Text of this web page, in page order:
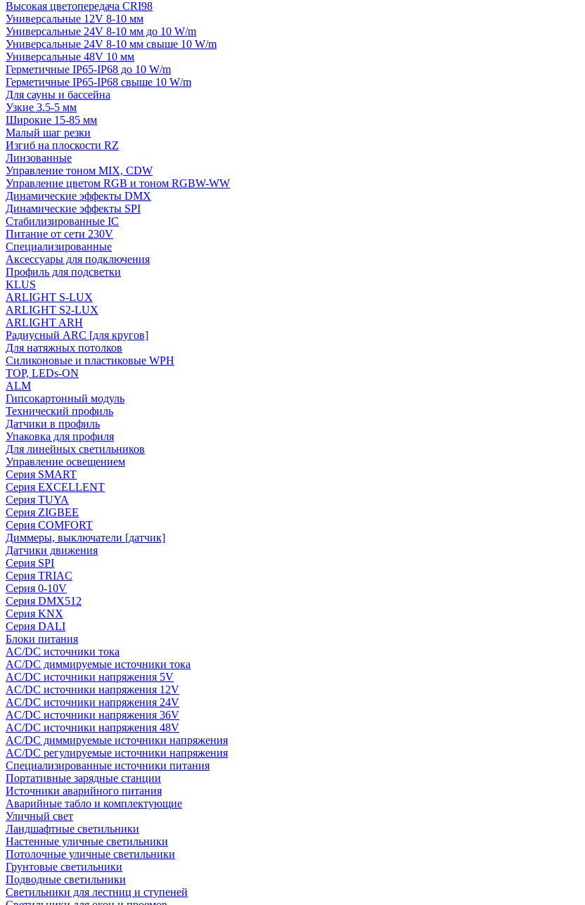
Высокая цветопередача CRI98
Универсальные 12V 8-10 мм
Универсальные 24V 8-10 мм до 10 W/m
Универсальные 24V 8-10 мм свыше 10 W/m
Универсальные 48V 10 мм
Герметичные IP65-IP68 до 10 W/m
Герметичные IP65-IP68 свыше 10 W/m
Для сауны и бассейна
Узкие 3.5-5 мм
Широкие 15-85 мм
Малый шаг резки
Изгиб на плоскости RZ
Линзованные
Управление тоном MIX, CDW
Управление цветом RGB и тоном RGBW-WW
Динамические эффекты DMX
Динамические эффекты SPI
Стабилизированные IC
Питание от сети 230V
Специализированные
Аксессуары для подключения
Профиль для подсветки
KLUS
ARLIGHT S-LUX
ARLIGHT S2-LUX
ARLIGHT ARH
Радиусный ARC [для кругов]
Для натяжных потолков
Силиконовые и пластиковые WPH
TOP, LEDs-ON
ALM
Гипсокартонный модуль
Технический профиль
Датчики в профиль
Упаковка для профиля
Для линейных светильников
Управление освещением
Серия SMART
Серия EXCELLENT
Серия TUYA
Серия ZIGBEE
Серия COMFORT
Диммеры, выключатели [датчик]
Датчики движения
Серия SPI
Серия TRIAC
Серия 0-10V
Серия DMX512
Серия KNX
Серия DALI
Блоки питания
AC/DC источники тока
AC/DC диммируемые источники тока
AC/DC источники напряжения 5V
AC/DC источники напряжения 12V
AC/DC источники напряжения 24V
AC/DC источники напряжения 36V
AC/DC источники напряжения 48V
AC/DC диммируемые источники напряжения
AC/DC регулируемые источники напряжения
Специализированные источники питания
Портативные зарядные станции
Источники аварийного питания
Аварийные табло и комплектующие
Уличный свет
Ландшафтные светильники
Настенные уличные светильники
Потолочные уличные светильники
Грунтовые светильники
Подводные светильники
Светильники для лестниц и ступеней